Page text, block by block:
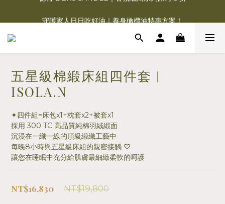
Charme d‘Orient 夏赫曼 | 福利品3.8折清倉！
五星級棉緞床組四件套︱
ISOLA.N
✦四件組=床包x1+枕套x2+被套x1
採用 300 TC 高品質純棉羽絨緞面
沉浸在一織一線的頂級緞織工藝中
每晚8小時與五星級床組的親密接觸 ♡
讓您在睡眠中充分給肌膚最細緻柔軟的呵護
NT$19,800
NT$16,830